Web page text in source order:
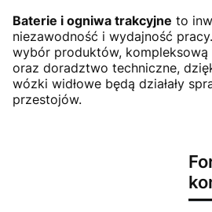
Baterie i ogniwa trakcyjne to
niezawodność i wydajność
wybór produktów, kompleksową
oraz doradztwo techniczne,
wózki widłowe będą działały
przestojów.